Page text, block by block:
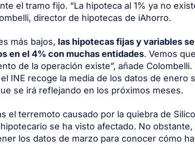
el tramo fijo. “La hipoteca al 1% ya no
director de hipotecas de iAhorro.
más bajos, las hipotecas fijas y variables
en el 4% con muchas entidades. Vemos
de la operación existe”, añade
INE recoge la media de los datos de enero
se irá reflejando en los próximos meses.
el terremoto causado por la quiebra de
se ha visto afectado. No obstante,
los datos de marzo para conocer cómo